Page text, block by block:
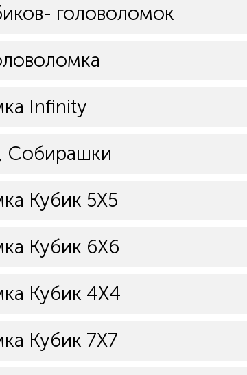
головоломок
Infinity
Собирашки
Кубик 5Х5
Кубик 6Х6
Кубик 4Х4
Кубик 7Х7